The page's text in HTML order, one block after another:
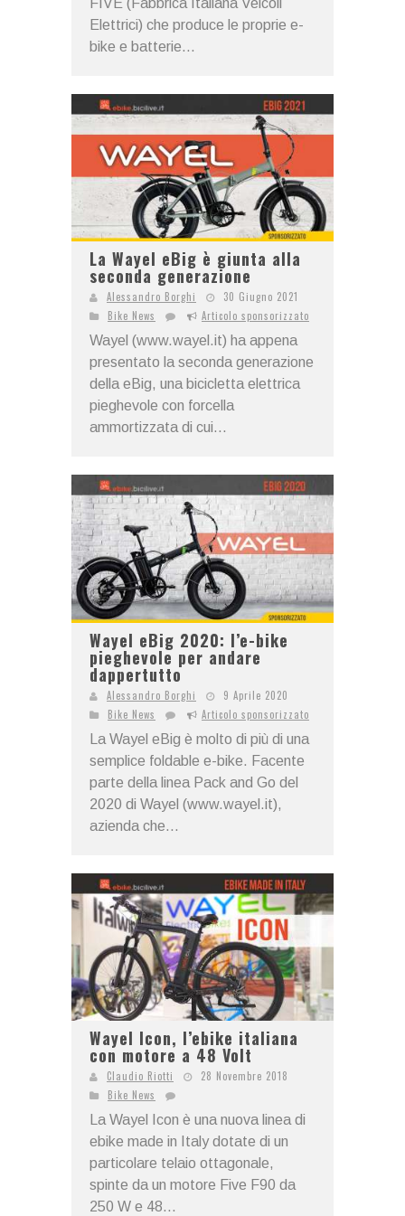
Elettrici) che produce le proprie e-
bike e batterie...
La Wayel eBig è giunta alla
seconda generazione
Alessandro Borghi
30 Giugno 2021
Bike News
Articolo sponsorizzato
Wayel (www.wayel.it) ha appena
presentato la seconda generazione
della eBig, una bicicletta elettrica
pieghevole con forcella
ammortizzata di cui...
Wayel eBig 2020: l’e-bike
pieghevole per andare
dappertutto
Alessandro Borghi
9 Aprile 2020
Bike News
Articolo sponsorizzato
La Wayel eBig è molto di più di una
semplice foldable e-bike. Facente
parte della linea Pack and Go del
2020 di Wayel (www.wayel.it),
azienda che...
Wayel Icon, l’ebike italiana
con motore a 48 Volt
Claudio Riotti
28 Novembre 2018
Bike News
La Wayel Icon è una nuova linea di
ebike made in Italy dotate di un
particolare telaio ottagonale,
spinte da un motore Five F90 da
250 W e 48...